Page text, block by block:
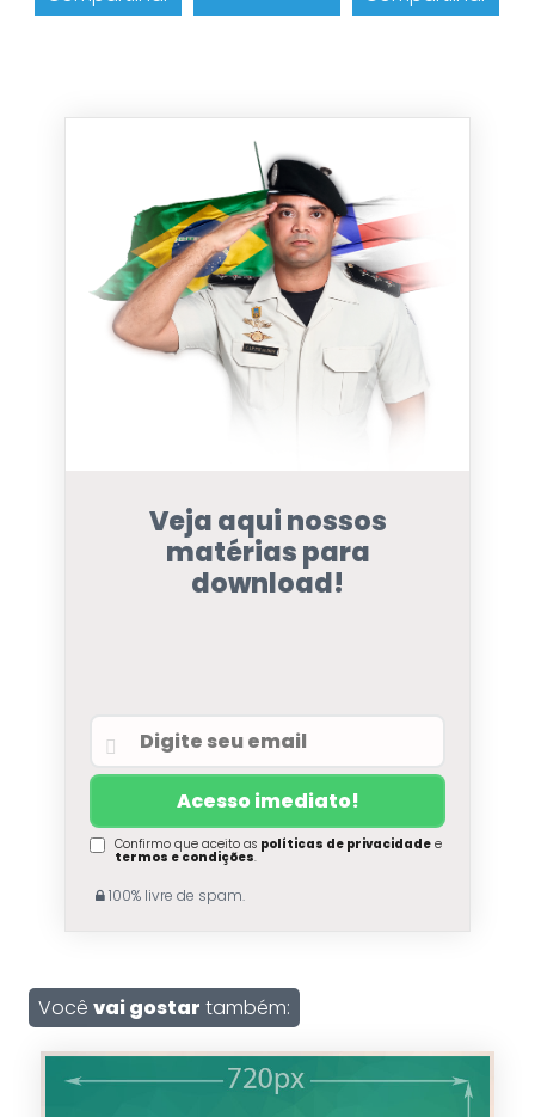
Veja aqui nossos
matérias para
download!
Confirmo que aceito as políticas de privacidadee
termos e condições.
100% livre de spam.
Você vai gostar também: